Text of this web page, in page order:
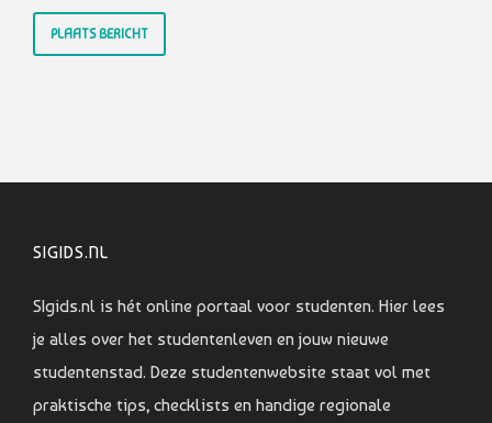
SIGIDS.NL
SIgids.nl is hét online portaal voor studenten. Hier lees
je alles over het studentenleven en jouw nieuwe
studentenstad. Deze studentenwebsite staat vol met
praktische tips, checklists en handige regionale